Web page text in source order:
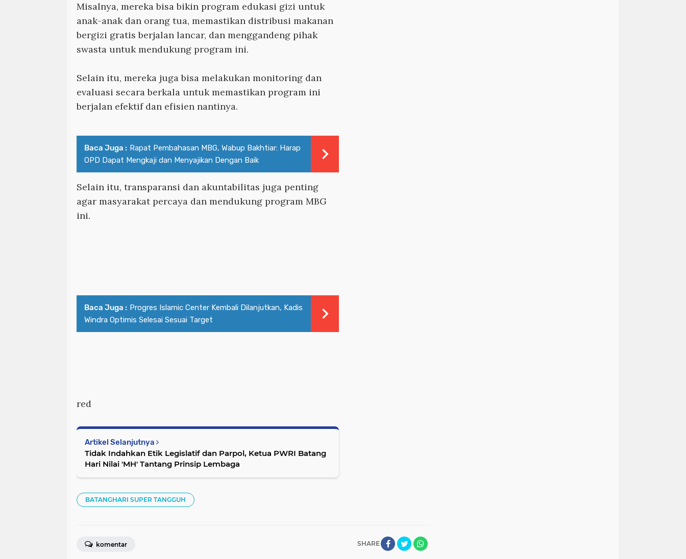
Misalnya, mereka bisa bikin program edukasi gizi untuk
anak-anak dan orang tua, memastikan distribusi makanan
bergizi gratis berjalan lancar, dan menggandeng pihak
swasta untuk mendukung program ini.
Selain itu, mereka juga bisa melakukan monitoring dan
evaluasi secara berkala untuk memastikan program ini
berjalan efektif dan efisien nantinya.
Baca Juga : Rapat Pembahasan MBG, Wabup Bakhtiar: Harap
OPD Dapat Mengkaji dan Menyajikan Dengan Baik
Selain itu, transparansi dan akuntabilitas juga penting
agar masyarakat percaya dan mendukung program MBG
ini.
Baca Juga : Progres Islamic Center Kembali Dilanjutkan, Kadis
Windra Optimis Selesai Sesuai Target
red
Artikel Selanjutnya
Tidak Indahkan Etik Legislatif dan Parpol, Ketua PWRI Batang
Hari Nilai 'MH' Tantang Prinsip Lembaga
BATANGHARI SUPER TANGGUH
SHARE
komentar